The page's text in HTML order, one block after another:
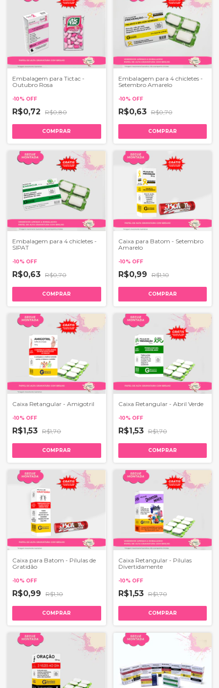
Embalagem para Tictac -
Outubro Rosa
-10% OFF
R$0,72 R$0,80
COMPRAR
Embalagem para 4 chicletes -
Setembro Amarelo
-10% OFF
R$0,63 R$0,70
COMPRAR
Embalagem para 4 chicletes -
SIPAT
-10% OFF
R$0,63 R$0,70
COMPRAR
Caixa para Batom - Setembro
Amarelo
-10% OFF
R$0,99 R$1,10
COMPRAR
Caixa Retangular - Amigotril
-10% OFF
R$1,53 R$1,70
COMPRAR
Caixa Retangular - Abril Verde
-10% OFF
R$1,53 R$1,70
COMPRAR
Caixa para Batom - Pílulas de
Gratidão
-10% OFF
R$0,99 R$1,10
COMPRAR
Caixa Retangular - Pílulas
Divertidamente
-10% OFF
R$1,53 R$1,70
COMPRAR